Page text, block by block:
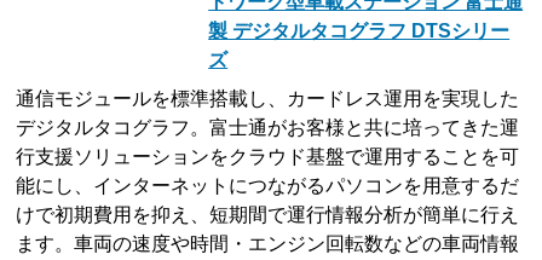
製 デジタルタコグラフ DTSシリー
ズ
通信モジュールを標準搭載し、カードレス運用を実現した
デジタルタコグラフ。富士通がお客様と共に培ってきた運
行支援ソリューションをクラウド基盤で運用することを可
能にし、インターネットにつながるパソコンを用意するだ
けで初期費用を抑え、短期間で運行情報分析が簡単に行え
ます。車両の速度や時間・エンジン回転数などの車両情報